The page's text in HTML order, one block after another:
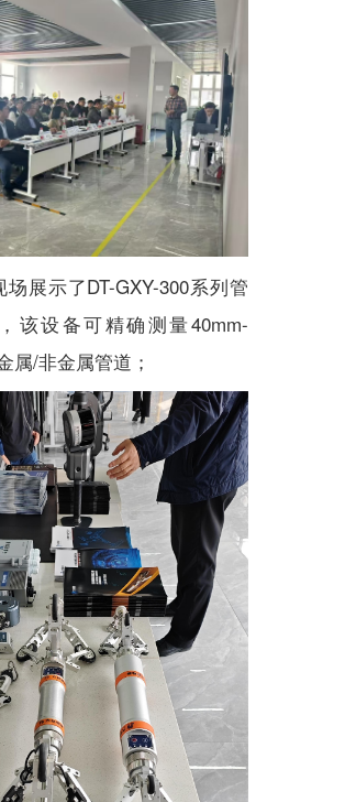
展示了DT-GXY-300系列管
该设备可精确测量40mm-
属/非金属管道；